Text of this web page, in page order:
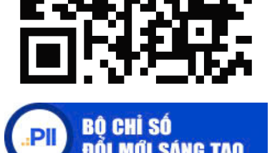
2025 đạt 8% trở lên
Cuộc thi trực tuyến tìm hiểu “50 năm Chiến thắng Buôn Ma
Thuột, giải phóng tỉnh Đắk Lắk (10/3/1975 - 10/3/2025)"